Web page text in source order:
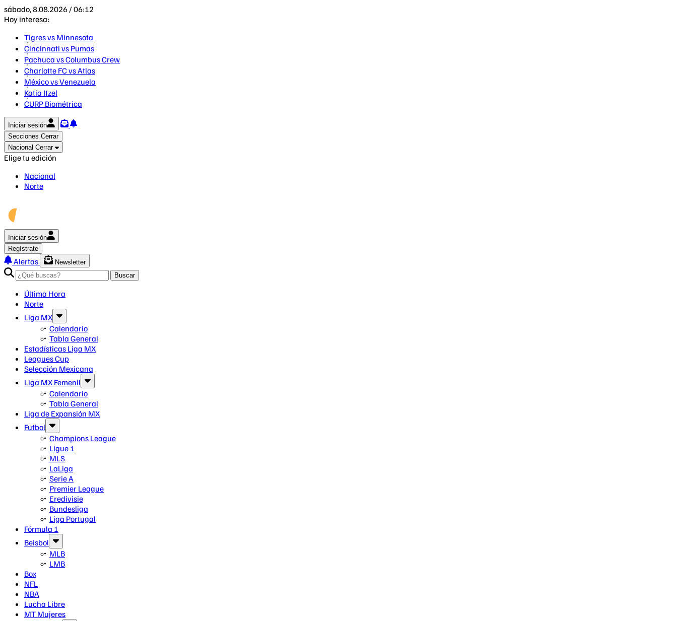
sábado, 8.08.2026 / 06:12
Hoy interesa:
Tigres vs Minnesota
Cincinnati vs Pumas
Pachuca vs Columbus Crew
Charlotte FC vs Atlas
México vs Venezuela
Katia Itzel
CURP Biométrica
Iniciar sesión
Secciones Cerrar
Nacional Cerrar
Elige tu edición
Nacional
Norte
Iniciar sesión
Regístrate
Alertas
Newsletter
Buscar
Última Hora
Norte
Liga MX
Calendario
Tabla General
Estadísticas Liga MX
Leagues Cup
Selección Mexicana
Liga MX Femenil
Calendario
Tabla General
Liga de Expansión MX
Futbol
Champions League
Ligue 1
MLS
LaLiga
Serie A
Premier League
Eredivisie
Bundesliga
Liga Portugal
Fórmula 1
Beisbol
MLB
LMB
Box
NFL
NBA
Lucha Libre
MT Mujeres